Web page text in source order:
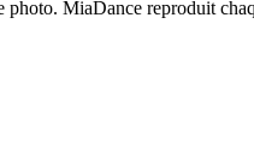
photo. MiaDance reproduit